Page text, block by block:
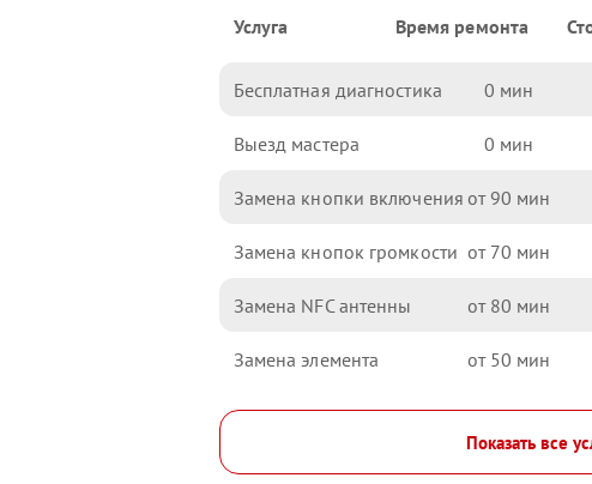
Услуга Время ремонта
Бесплатная диагностика 0
Выезд мастера 0
Замена кнопки включения 90
Замена кнопок громкости 70
Замена NFC антенны 80
Замена элемента 50
Показать все